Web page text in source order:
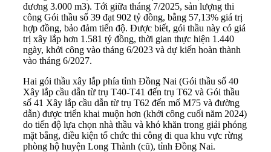
đương 3.000 m3). Tới giữa tháng 7/2025, sản lượng thi
công Gói thầu số 39 đạt 902 tỷ đồng, bằng 57,13% giá trị
hợp đồng, bảo đảm tiến độ. Được biết, gói thầu này có giá
trị xây lắp hơn 1.581 tỷ đồng, thời gian thực hiện 1.440
ngày, khởi công vào tháng 6/2023 và dự kiến hoàn thành
vào tháng 6/2027.
Hai gói thầu xây lắp phía tỉnh Đồng Nai (Gói thầu số 40
Xây lắp cầu dẫn từ trụ T40-T41 đến trụ T62 và Gói thầu
số 41 Xây lắp cầu dẫn từ trụ T62 đến mố M75 và đường
dẫn) được triển khai muộn hơn (khởi công cuối năm 2024)
do tiến độ lựa chọn nhà thầu và khó khăn trong giải phóng
mặt bằng, điều kiện tổ chức thi công đi qua khu vực rừng
phòng hộ huyện Long Thành (cũ), tỉnh Đồng Nai.